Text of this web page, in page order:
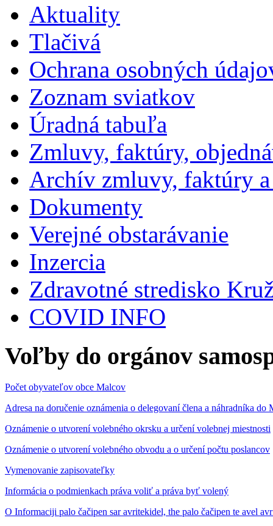
Aktuality
Tlačivá
Ochrana osobných
Zoznam sviatkov
Úradná tabuľa
Zmluvy, faktúry,
Archív zmluvy, faktúry
Dokumenty
Verejné obstarávanie
Inzercia
Zdravotné stredisko
COVID INFO
Voľby do orgánov
Počet obyvateľov obce Malcov
Adresa na doručenie oznámenia o delegovaní člena a náhradníka
Oznámenie o utvorení volebného okrsku a určení volebnej miestnosti
Oznámenie o utvorení volebného obvodu a o určení počtu poslancov
Vymenovanie zapisovateľky
Informácia o podmienkach práva voliť a práva byť volený
O Informaciji palo čačipen sar avritekidel, the palo čačipen te avel